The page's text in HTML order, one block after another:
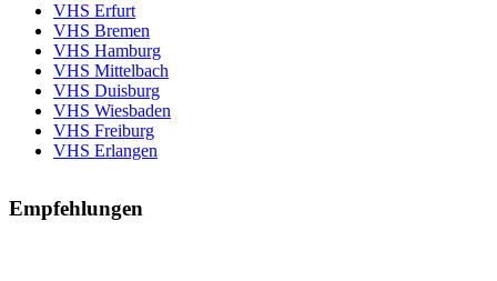
VHS Erfurt
VHS Bremen
VHS Hamburg
VHS Mittelbach
VHS Duisburg
VHS Wiesbaden
VHS Freiburg
VHS Erlangen
Empfehlungen